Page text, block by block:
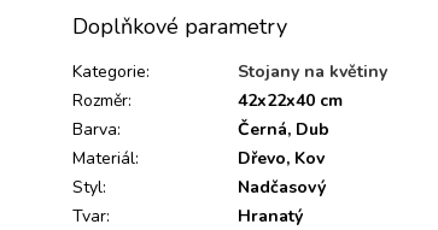
Doplňkové parametry
Kategorie:
Stojany na květiny
Rozměr:
42x22x40 cm
Barva:
Černá, Dub
Materiál:
Dřevo, Kov
Styl:
Nadčasový
Tvar:
Hranatý